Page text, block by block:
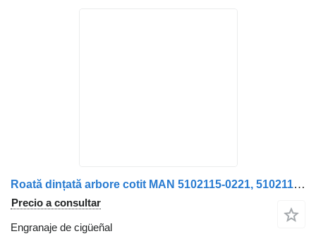
Roată dințată arbore cotit MAN 5102115-0221, 5102115-6082, 51021 engranaje de cigüeñal para camión
Precio a consultar
Engranaje de cigüeñal